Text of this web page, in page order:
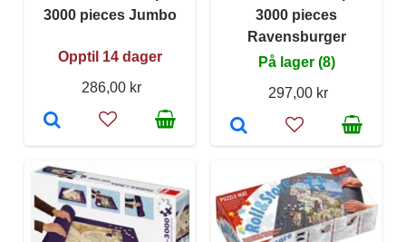
3000 pieces Jumbo
Opptil 14 dager
286,00 kr
3000 pieces
Ravensburger
På lager (8)
297,00 kr